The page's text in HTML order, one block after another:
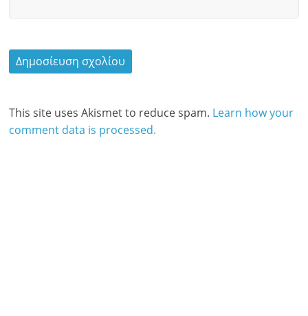
This site uses Akismet to reduce spam. Learn how your
comment data is processed.